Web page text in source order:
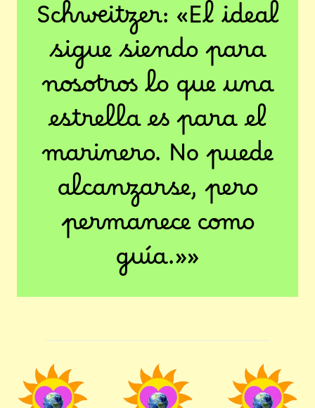
Schweitzer: «El ideal
sigue siendo para
nosotros lo que una
estrella es para el
marinero. No puede
alcanzarse, pero
permanece como
guía.»»